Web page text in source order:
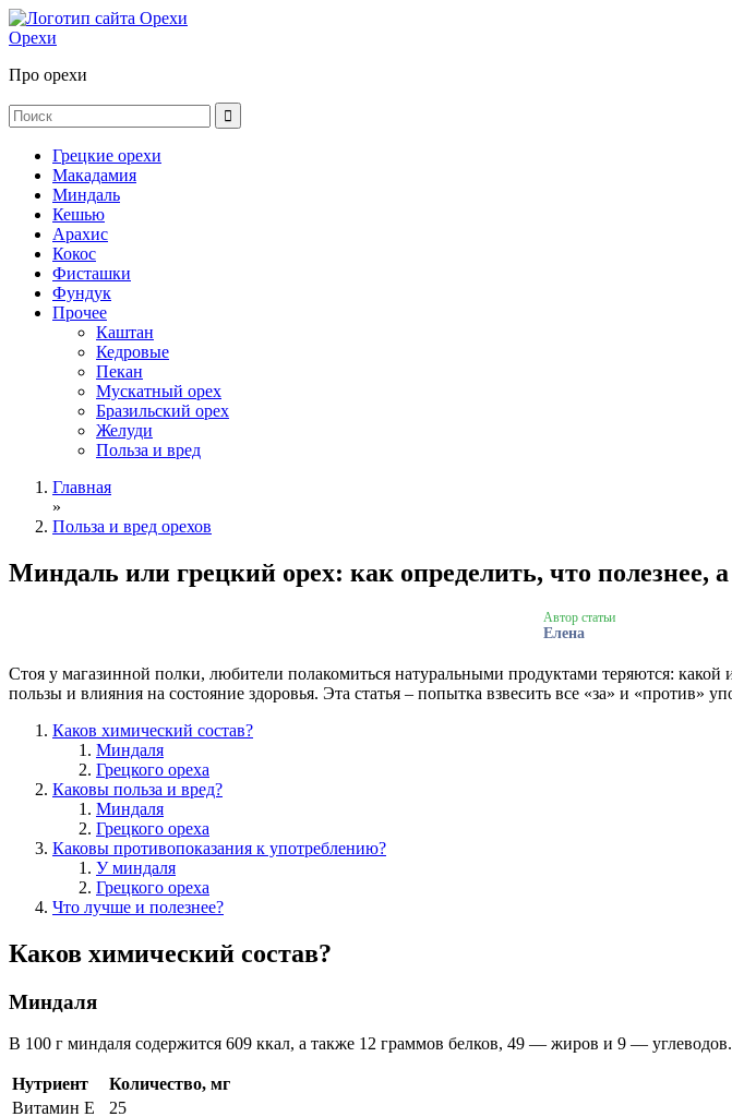
Орехи
Про орехи
Грецкие орехи
Макадамия
Миндаль
Кешью
Арахис
Кокос
Фисташки
Фундук
Прочее
Каштан
Кедровые
Пекан
Мускатный орех
Бразильский орех
Желуди
Польза и вред
Главная
»
Польза и вред орехов
Миндаль или грецкий орех: как определить, что полезнее,
Автор статьи
Елена
Стоя у магазинной полки, любители полакомиться натуральными продуктами теряются:
пользы и влияния на состояние здоровья. Эта статья – попытка взвесить все «за» и «против»
Каков химический состав?
Миндаля
Грецкого ореха
Каковы польза и вред?
Миндаля
Грецкого ореха
Каковы противопоказания к употреблению?
У миндаля
Грецкого ореха
Что лучше и полезнее?
Каков химический состав?
Миндаля
В 100 г миндаля содержится 609 ккал, а также 12 граммов белков, 49 — жиров и 9 — углеводов.
Нутриент
Количество, мг
Витамин Е
25